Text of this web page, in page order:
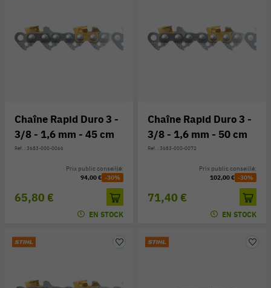
Chaîne Rapid Duro 3 -
3/8 - 1,6 mm - 45 cm
Réf. : 3683-000-0066
65,80 €
Prix public conseillé:
94,00 € -30%
EN STOCK
Chaîne Rapid Duro 3 -
3/8 - 1,6 mm - 50 cm
Réf. : 3683-000-0072
71,40 €
Prix public conseillé:
102,00 € -30%
EN STOCK